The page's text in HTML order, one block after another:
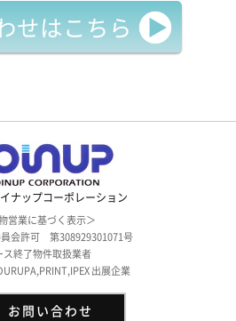
せはこちら
イナップコーポレーション
営業に基づく表示＞
会許可 第308929301071号
ス終了物件取扱業者
出展企業
お問い合わせ